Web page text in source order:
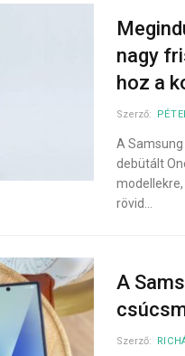
nagy
hoz a
Szerző:
A Samsung
debütált
rövid…
A
Szerző: